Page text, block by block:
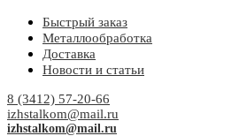
Быстрый заказ
Металлообработка
Доставка
Новости и статьи
8 (3412) 57-20-66
izhstalkom@mail.ru
izhstalkom@mail.ru